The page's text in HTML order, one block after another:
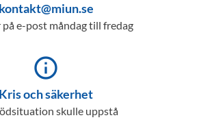
kontakt@miun.se
på e-post måndag till fredag
info_outline
Kris och säkerhet
skulle uppstå